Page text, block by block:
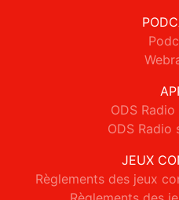
ODS
ODS Radio
JEUX
Règlements des jeux